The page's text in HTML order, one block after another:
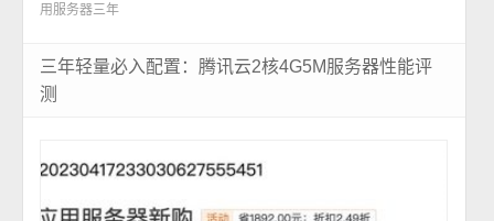
用服务器三年
三年轻量必入配置：腾讯云2核4G5M服务器性能评
测